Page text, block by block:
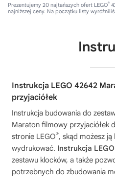
Prezentujemy 20 najtańszych ofert LEGO®
najniższej ceny. Na początku listy
Instrukcja LEGO 42642
przyjaciółek
Instrukcja budowania do
Maraton filmowy przyjaciółek
stronie LEGO®, skąd możesz
wydrukować. Instrukcja
zestawu klocków, a także
potrzebnych do zbudowania